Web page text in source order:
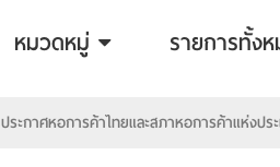
หมวดหมู่ รายการทั้ง
ประกาศหอการค้าไทยและสภาหอการค้าแห่งป